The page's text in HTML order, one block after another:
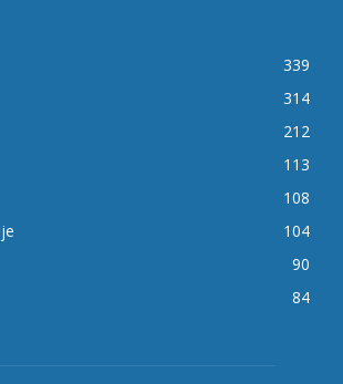
339
314
212
113
108
104
90
84